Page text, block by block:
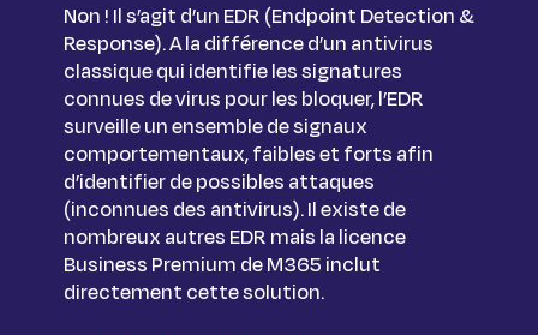
Non ! Il s’agit d’un EDR (Endpoint Detection &
Response). A la différence d’un antivirus
classique qui identifie les signatures
connues de virus pour les bloquer, l’EDR
surveille un ensemble de signaux
comportementaux, faibles et forts afin
d’identifier de possibles attaques
(inconnues des antivirus). Il existe de
nombreux autres EDR mais la licence
Business Premium de M365 inclut
directement cette solution.